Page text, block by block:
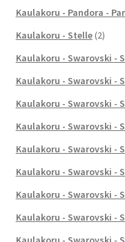
Kaulakoru - Pandora -
Kaulakoru - Stelle (2)
Kaulakoru - Swarovski -
Kaulakoru - Swarovski -
Kaulakoru - Swarovski -
Kaulakoru - Swarovski -
Kaulakoru - Swarovski -
Kaulakoru - Swarovski -
Kaulakoru - Swarovski -
Kaulakoru - Swarovski -